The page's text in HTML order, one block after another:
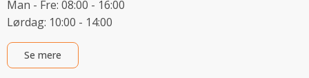
Man - Fre: 08:00 - 16:00
Lørdag: 10:00 - 14:00
Se mere